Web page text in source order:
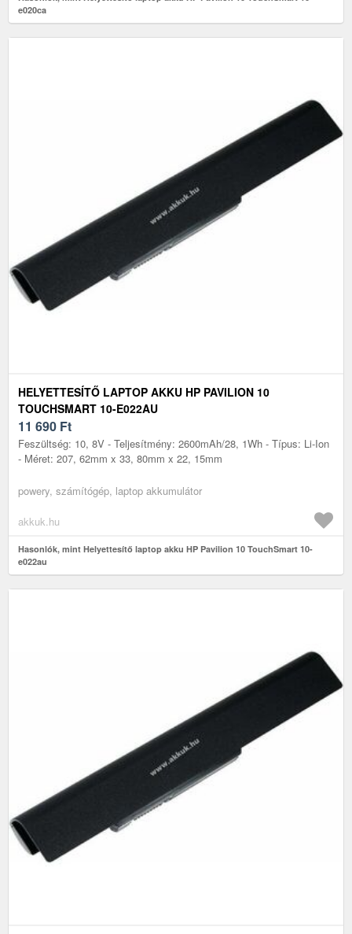
e020ca
HELYETTESÍTŐ LAPTOP AKKU HP PAVILION 10
TOUCHSMART 10-E022AU
11 690 Ft
Feszültség: 10, 8V - Teljesítmény: 2600mAh/28, 1Wh - Típus: Li-Ion
- Méret: 207, 62mm x 33, 80mm x 22, 15mm
powery, számítógép, laptop akkumulátor
akkuk.hu
Hasonlók, mint Helyettesítő laptop akku HP Pavilion 10 TouchSmart 10-
e022au